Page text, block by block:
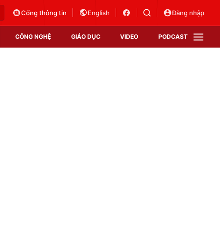
Cổng thông tin English Đăng nhập
CÔNG NGHỆ GIÁO DỤC VIDEO PODCAST